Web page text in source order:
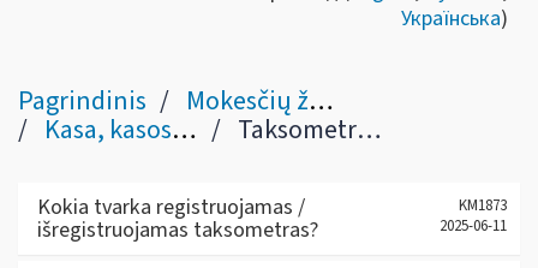
Українська)
Pagrindinis Mokesčių žinynas
Kasa, kasos aparatai, prekybos automatai, taksometrai Taksometrų registravimas ir jų dokumentų pildymo tvarka
Kokia tvarka registruojamas /
išregistruojamas taksometras?
KM1873
2025-06-11